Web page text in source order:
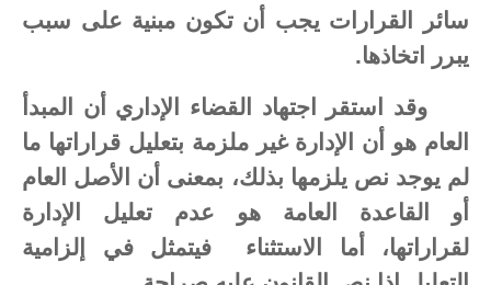
سائر القرارات يجب أن تكون مبنية على سبب
يبرر اتخاذها.
وقد استقر اجتهاد القضاء الإداري أن المبدأ
العام هو أن الإدارة غير ملزمة بتعليل قراراتها ما
لم يوجد نص يلزمها بذلك، بمعنى أن الأصل العام
أو القاعدة العامة هو عدم تعليل الإدارة
لقراراتها، أما الاستثناء
فيتمثل في إلزامية